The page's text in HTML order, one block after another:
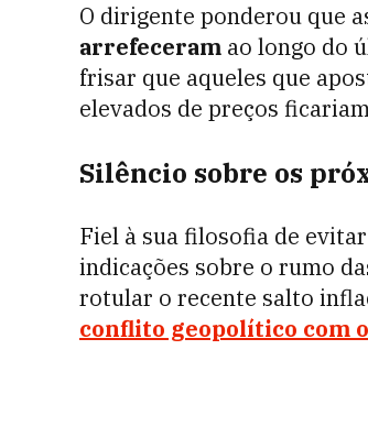
O dirigente ponderou que
arrefeceram ao longo do
frisar que aqueles que
elevados de preços
Silêncio sobre os
Fiel à sua filosofia de
indicações sobre o rumo
rotular o recente salto
conflito geopolítico com o